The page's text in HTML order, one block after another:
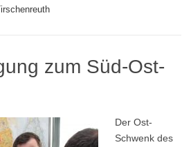
zum Süd-Ost-
Der Ost-
Schwenk des